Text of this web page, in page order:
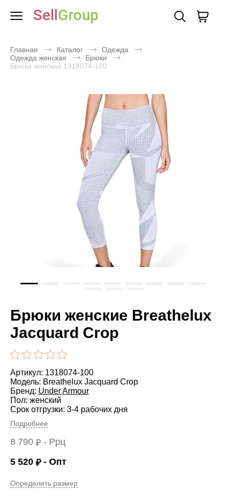
Главная Каталог
Одежда
Одежда женская
Брюки
Брюки женские 1318074-100
Брюки женские Breathelux
Jacquard Crop
Артикул: 1318074-100
Модель: Breathelux Jacquard Crop
Бренд: Under Armour
Пол: женский
Срок отгрузки: 3-4 рабочих дня
Подробнее
8 790 ₽ - Ррц
5 520 ₽- Опт
Определить размер